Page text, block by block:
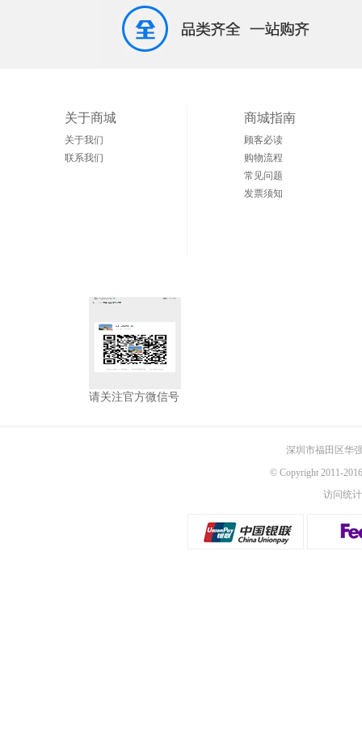
关于商城
关于我们
联系我们
商城指南
顾客必读
购物流程
常见问题
发票须知
请关注官方微信号
深圳市福田区华
© Copyright 2011-
访问统